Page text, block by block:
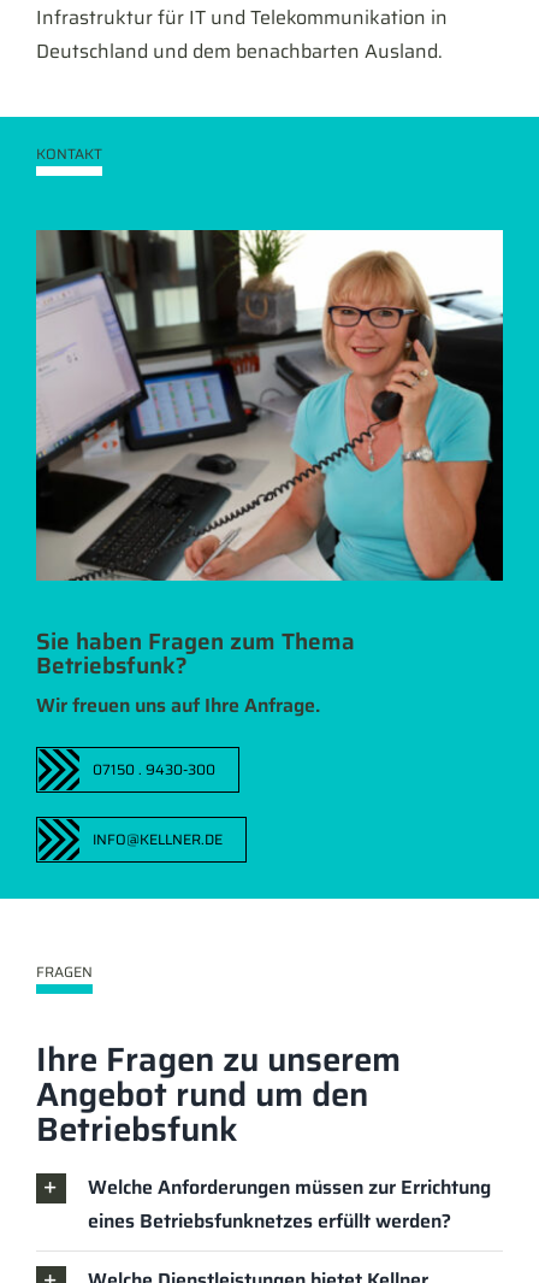
Infrastruktur für IT und Telekommunikation in
Deutschland und dem benachbarten Ausland.
KONTAKT
Sie haben Fragen zum Thema
Betriebsfunk?
Wir freuen uns auf Ihre Anfrage.
07150 . 9430-300
INFO@KELLNER.DE
FRAGEN
Ihre Fragen zu unserem
Angebot rund um den
Betriebsfunk
Welche Anforderungen müssen zur Errichtung
eines Betriebsfunknetzes erfüllt werden?